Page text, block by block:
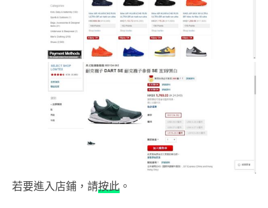
若要進入店鋪，請按此 。